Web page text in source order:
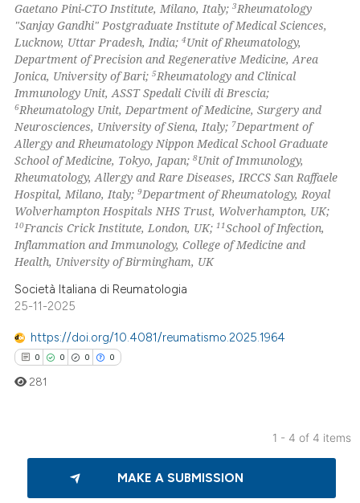
shows how a scientific paper
been cited by providing the
of the citation, a
describing whether
mentions, or contrasts
claim, and a label
in which section the
was made.
Gaetano Pini-CTO Institute, Milano, Italy;3Rheumatology
"Sanjay Gandhi" Postgraduate Institute of Medical Sciences,
Lucknow, Uttar Pradesh, India;4Unit of Rheumatology,
Department of Precision and Regenerative Medicine, Area
Jonica, University of Bari;5Rheumatology and Clinical
Immunology Unit, ASST Spedali Civili di Brescia;
6Rheumatology Unit, Department of Medicine, Surgery and
Neurosciences, University of Siena, Italy; 7Department of
Allergy and Rheumatology Nippon Medical School Graduate
School of Medicine, Tokyo, Japan;8Unit of Immunology,
Rheumatology, Allergy and Rare Diseases, IRCCS San Raffaele
Hospital, Milano, Italy;9Department of Rheumatology, Royal
Wolverhampton Hospitals NHS Trust, Wolverhampton, UK;
10Francis Crick Institute, London, UK;11School of Infection,
Inflammation and Immunology, College of Medicine and
Health, University of Birmingham, UK
Società Italiana di Reumatologia
25-11-2025
https://doi.org/10.4081/reumatismo.2025.1964
0 0 0 0
Citing Publications
Supporting
281
1 - 4 of 4 items
MAKE A SUBMISSION